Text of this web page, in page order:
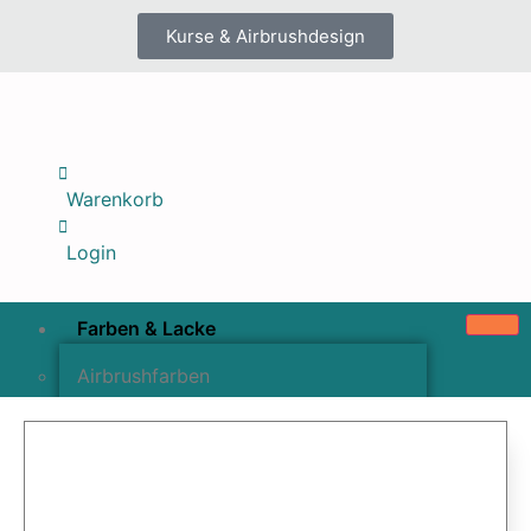
Kurse & Airbrushdesign
Warenkorb
Login
Farben & Lacke
Airbrushfarben